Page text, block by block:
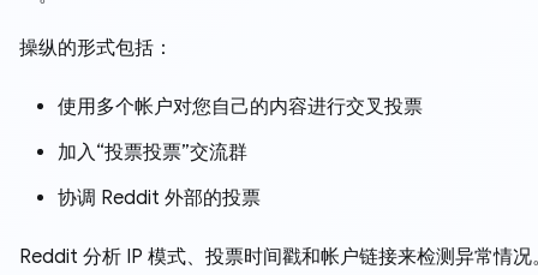
操纵的形式包括：
使用多个帐户对您自己的内容进行交叉投票
加入“投票投票”交流群
协调 Reddit 外部的投票
Reddit 分析 IP 模式、投票时间戳和帐户链接来检测异常情况